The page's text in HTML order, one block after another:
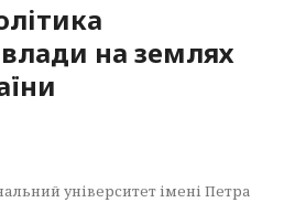
на землях
університет імені Петра